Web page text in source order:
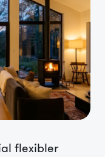
flexibler